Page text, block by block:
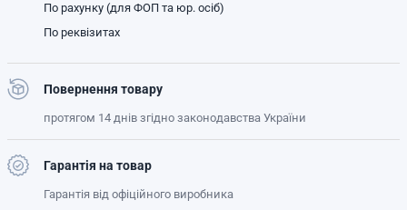
По рахунку (для ФОП та юр. осіб)
По реквізитах
Повернення товару
протягом 14 днів згідно законодавства України
Гарантія на товар
Гарантія від офіційного виробника